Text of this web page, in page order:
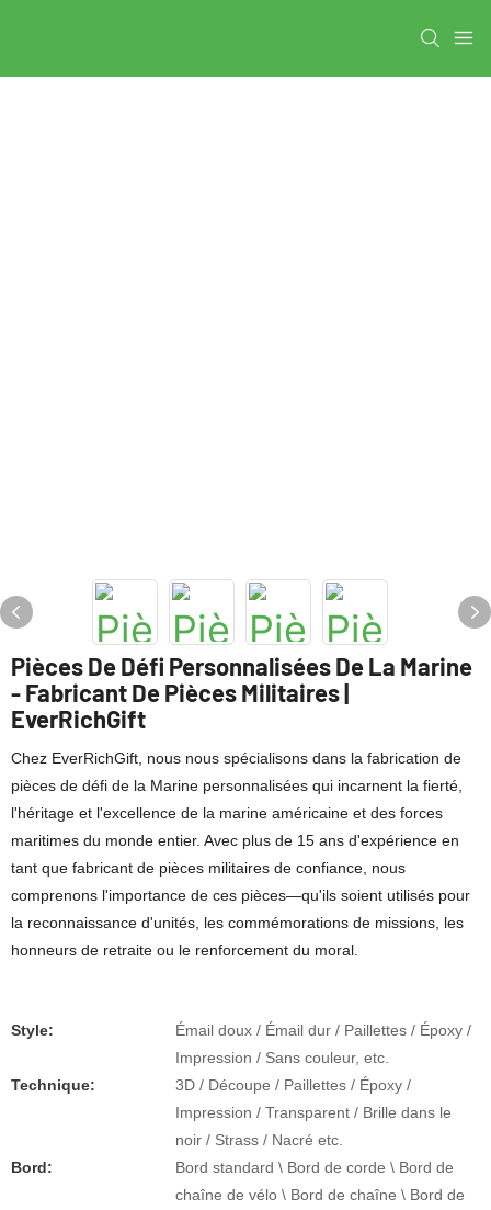
Pièces De Défi Personnalisées De La Marine
- Fabricant De Pièces Militaires |
EverRichGift
Chez EverRichGift, nous nous spécialisons dans la fabrication de
pièces de défi de la Marine personnalisées qui incarnent la fierté,
l'héritage et l'excellence de la marine américaine et des forces
maritimes du monde entier. Avec plus de 15 ans d'expérience en
tant que fabricant de pièces militaires de confiance, nous
comprenons l'importance de ces pièces—qu'ils soient utilisés pour
la reconnaissance d'unités, les commémorations de missions, les
honneurs de retraite ou le renforcement du moral.
Style:
Émail doux / Émail dur / Paillettes / Époxy /
Impression / Sans couleur, etc.
Technique:
3D / Découpe / Paillettes / Époxy /
Impression / Transparent / Brille dans le
noir / Strass / Nacré etc.
Bord:
Bord standard \ Bord de corde \ Bord de
chaîne de vélo \ Bord de chaîne \ Bord de